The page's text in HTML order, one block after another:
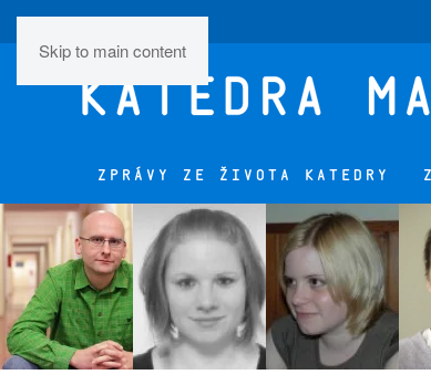
Skip to main content
ZPRÁVY ZE ŽIVOTA KATEDRY